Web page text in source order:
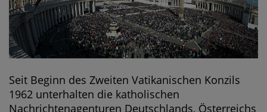
Seit Beginn des Zweiten Vatikanischen Konzils
1962 unterhalten die katholischen
Nachrichtenagenturen Deutschlands, Österreichs